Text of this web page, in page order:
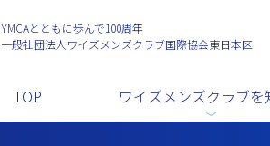
YMCAとともに歩んで100周年
一般社団法人 ワイズメンズクラブ国際協会東日本区
TOP ワイズメンズクラブを